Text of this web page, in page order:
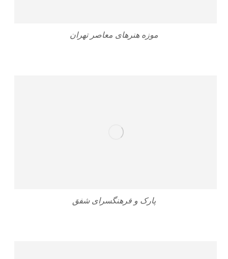
موزه هنرهای معاصر تهران
پارک و فرهنگسرای شفق